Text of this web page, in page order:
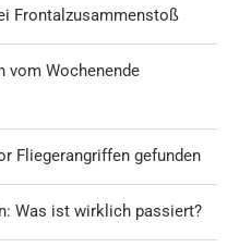
Frontalzusammenstoß
vom Wochenende
Fliegerangriffen gefunden
Was ist wirklich passiert?